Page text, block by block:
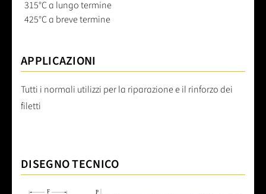
315°C a lungo termine
425°C a breve termine
APPLICAZIONI
Tutti i normali utilizzi per la riparazione e il rinforzo dei
filetti
DISEGNO TECNICO